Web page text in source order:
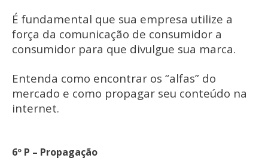
É fundamental que sua empresa utilize a
força da comunicação de consumidor a
consumidor para que divulgue sua marca.
Entenda como encontrar os “alfas” do
mercado e como propagar seu conteúdo na
internet.
6º P – Propagação